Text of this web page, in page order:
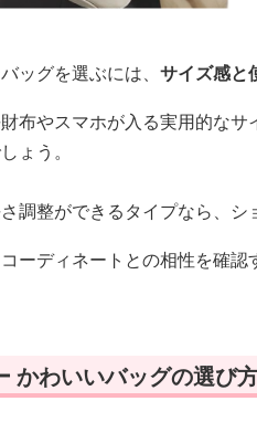
ッグを選ぶには、 サイズ感と
布やスマホが入る実用的な
ょう。
調整ができるタイプなら、
ーディネートとの相性を確認
かわいいバッグの選び